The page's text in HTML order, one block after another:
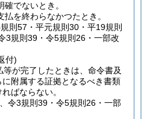
でないとき。
を終わらなかつたとき。
則57・平元規則30・平19規則
3規則39・令5規則26・一部改
付)
が完了したときは、命令書及
附属する証拠となるべき書類
ばならない。
令3規則39・令5規則26・一部